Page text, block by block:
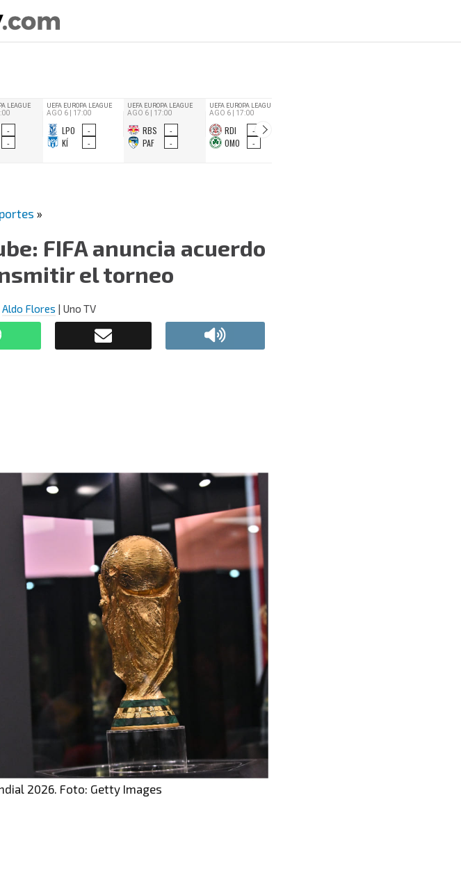
»
FIFA anuncia acuerdo
el torneo
Aldo Flores | Uno TV
2026. Foto: Getty Images